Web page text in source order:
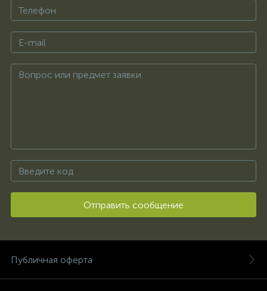
Отправить сообщение
Публичная оферта